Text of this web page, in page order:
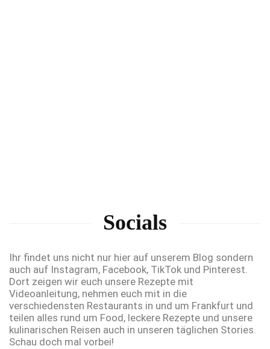
Socials
Ihr findet uns nicht nur hier auf unserem Blog sondern
auch auf Instagram, Facebook, TikTok und Pinterest.
Dort zeigen wir euch unsere Rezepte mit
Videoanleitung, nehmen euch mit in die
verschiedensten Restaurants in und um Frankfurt und
teilen alles rund um Food, leckere Rezepte und unsere
kulinarischen Reisen auch in unseren täglichen Stories.
Schau doch mal vorbei!